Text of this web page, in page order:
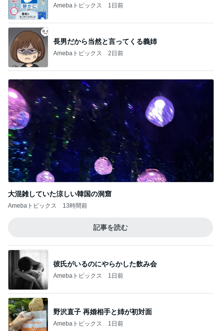
Amebaトピックス 1日前
長男だから当然と言ってくる義姉
Amebaトピックス 2日前
大混雑していた涼しい韓国の洞窟
Amebaトピックス 13時間前
記事を読む
彼氏がいるのにやらかした飲み会
Amebaトピックス 1日前
野沢直子 再婚相手と姉が初対面
Amebaトピックス 1日前